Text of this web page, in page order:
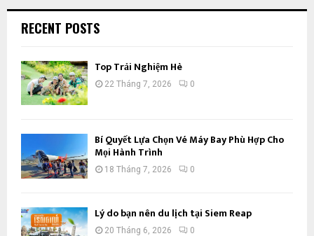
RECENT POSTS
Top Trải Nghiệm Hè
22 Tháng 7, 2026 0
Bí Quyết Lựa Chọn Vé Máy Bay Phù Hợp Cho
Mọi Hành Trình
18 Tháng 7, 2026 0
Lý do bạn nên du lịch tại Siem Reap
20 Tháng 6, 2026 0